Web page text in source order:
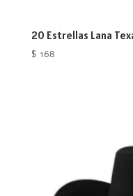
20 Estrellas Lana
$ 168